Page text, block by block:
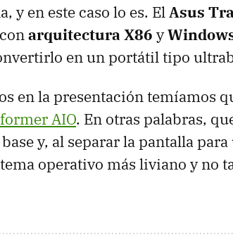
y en este caso lo es. ElAsus
arquitectura X86 y
en un portátil tipo
en la presentación temíamos
AIO. En otras palabras,
y, al separar la pantalla
operativo más liviano y no